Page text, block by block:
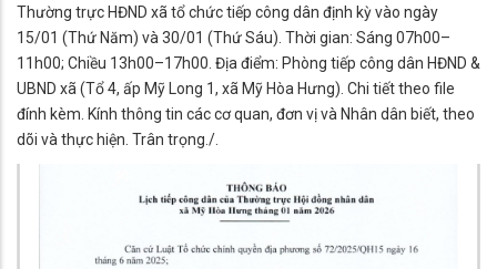
Thường trực HĐND xã tổ chức tiếp công dân định kỳ vào ngày
15/01 (Thứ Năm) và 30/01 (Thứ Sáu). Thời gian: Sáng 07h00–
11h00; Chiều 13h00–17h00. Địa điểm: Phòng tiếp công dân HĐND &
UBND xã (Tổ 4, ấp Mỹ Long 1, xã Mỹ Hòa Hưng). Chi tiết theo file
đính kèm. Kính thông tin các cơ quan, đơn vị và Nhân dân biết, theo
dõi và thực hiện. Trân trọng./.